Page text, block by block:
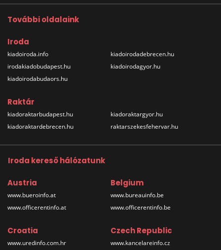
További oldalaink
Iroda
kiadoiroda.info
irodakiadobudapest.hu
kiadoirodabudaors.hu
kiadoirodadebrecen.hu
kiadoirodagyor.hu
Raktár
kiadoraktarbudapest.hu
kiadoraktardebrecen.hu
kiadoraktargyor.hu
raktarszekesfehervar.hu
Iroda kereső hálózatunk
Austria
www.bueroinfo.at
www.officerentinfo.at
Belgium
www.bureauinfo.be
www.officerentinfo.be
Croatia
www.uredinfo.com.hr
Czech Republic
www.kancelareinfo.cz